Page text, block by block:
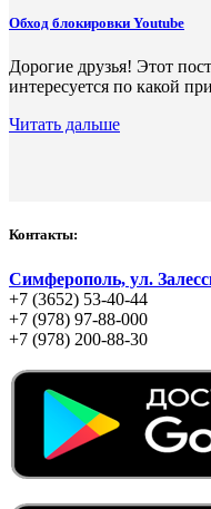
Обход блокировки Youtube
Дорогие друзья! Этот
интересуется по какой
Читать дальше
Контакты:
Симферополь, ул.
+7 (3652) 53-40-44
+7 (978) 97-88-000
+7 (978) 200-88-30